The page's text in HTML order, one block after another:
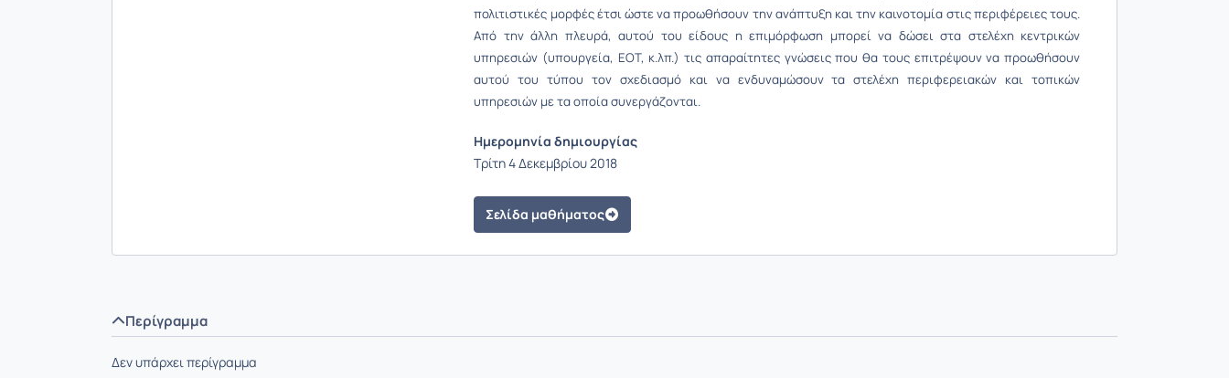
πολιτιστικές μορφές έτσι ώστε να προωθήσουν την ανάπτυξη και την καινοτομία στις περιφέρειες τους.
Από την άλλη πλευρά, αυτού του είδους η επιμόρφωση μπορεί να δώσει στα στελέχη κεντρικών
υπηρεσιών (υπουργεία, ΕΟΤ, κ.λπ.) τις απαραίτητες γνώσεις που θα τους επιτρέψουν να προωθήσουν
αυτού του τύπου τον σχεδιασμό και να ενδυναμώσουν τα στελέχη περιφερειακών και τοπικών
υπηρεσιών με τα οποία συνεργάζονται.
Ημερομηνία δημιουργίας
Τρίτη 4 Δεκεμβρίου 2018
Σελίδα μαθήματος
Περίγραμμα
Δεν υπάρχει περίγραμμα